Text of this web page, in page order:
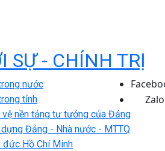
SỰ - CHÍNH TRỊ
nước
tỉnh
vệ nền tảng tư tưởng của Đảng
Đảng - Nhà nước - MTTQ
Hồ Chí Minh
Zalo